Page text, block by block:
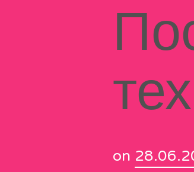
on